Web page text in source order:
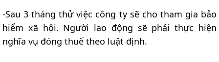
-Sau 3 tháng thử việc công ty sẽ cho tham gia bảo
hiểm xã hội. Người lao động sẽ phải thực hiện
nghĩa vụ đóng thuế theo luật định.